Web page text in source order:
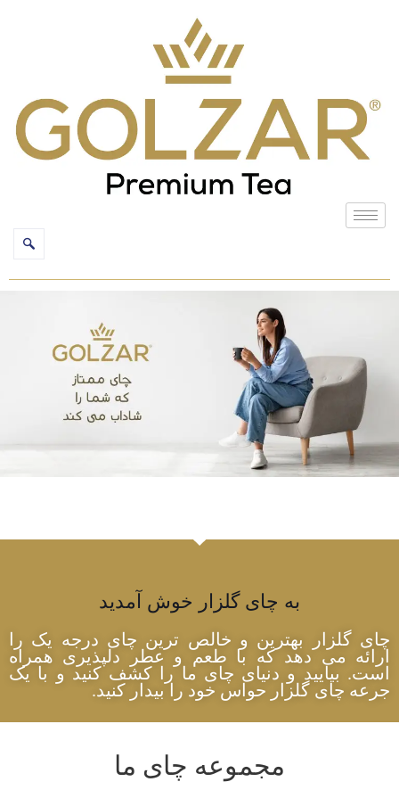
به چای گلزار خوش آمدید
چای گلزار بهترین و خالص ترین چای درجه یک را
ارائه می دهد که با طعم و عطر دلپذیری همراه
است. بیایید و دنیای چای ما را کشف کنید و با یک
جرعه چای گلزار حواس خود را بیدار کنید.
مجموعه چای ما